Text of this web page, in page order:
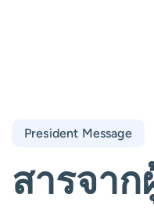
President Message
สารจาก